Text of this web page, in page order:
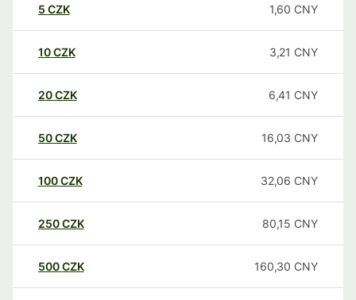
5 CZK 1,60 CNY
10CZK 3,21 CNY
20CZK 6,41 CNY
50CZK 16,03 CNY
100CZK 32,06 CNY
250CZK 80,15 CNY
500CZK 160,30 CNY